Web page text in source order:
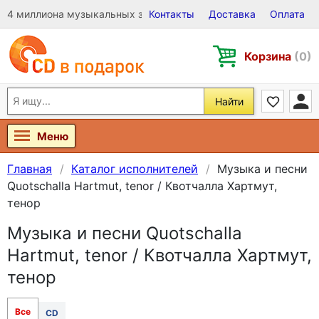
4 миллиона музыкальных записей на Виниле, CD и DVD
Контакты Доставка Оплата
Корзина (0)
Найти
Меню
Главная Каталог исполнителей
Музыка и песни
Quotschalla Hartmut, tenor / Квотчалла Хартмут,
тенор
Музыка и песни Quotschalla
Hartmut, tenor / Квотчалла Хартмут,
тенор
Все CD